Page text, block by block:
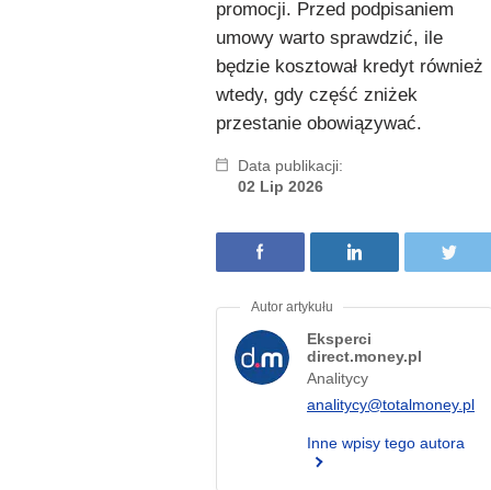
promocji. Przed podpisaniem
umowy warto sprawdzić, ile
będzie kosztował kredyt również
wtedy, gdy część zniżek
przestanie obowiązywać.
Data publikacji:
02 Lip 2026
Eksperci
direct.money.pl
Analitycy
analitycy@totalmoney.pl
Inne wpisy tego autora